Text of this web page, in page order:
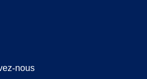
nous